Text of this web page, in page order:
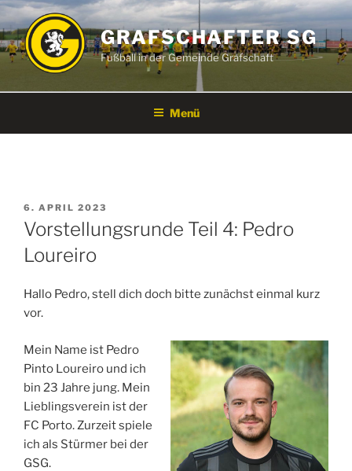
Zum
Inhalt
springen
GRAFSCHAFTER SG
Fußball in der Gemeinde Grafschaft
Menü
VERÖFFENTLICHT
AM
6. APRIL 2023
Vorstellungsrunde Teil 4: Pedro
Loureiro
Hallo Pedro, stell dich doch bitte zunächst einmal kurz
vor.
Mein Name ist Pedro
Pinto Loureiro und ich
bin 23 Jahre jung. Mein
Lieblingsverein ist der
FC Porto. Zurzeit spiele
ich als Stürmer bei der
GSG.